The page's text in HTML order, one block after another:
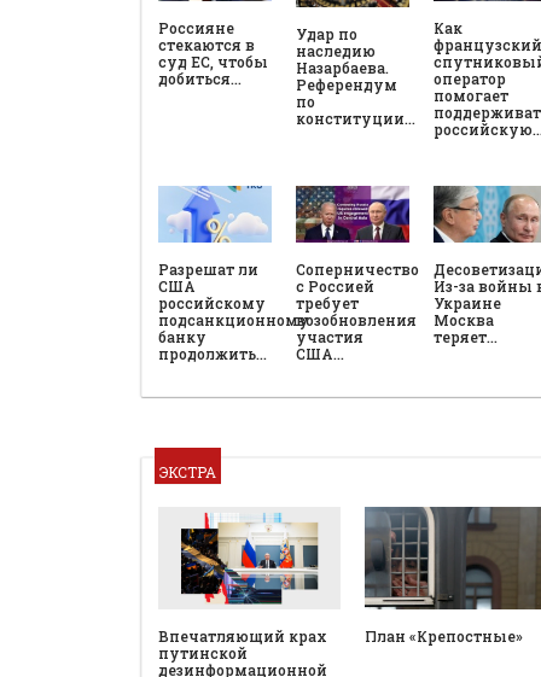
Россияне
стекаются в
суд ЕС, чтобы
добиться…
Удар по
наследию
Назарбаева.
Референдум
по
конституции…
Как
французский
оператор
помогает
российскую…
Разрешат ли
США
российскому
подсанкционному
банку
продолжить…
Соперничество
с Россией
требует
возобновления
участия
США…
Из-за войны
Украине
Москва
теряет…
ЭКСТРА
Впечатляющий крах
путинской
дезинформационной
План «Крепостные»